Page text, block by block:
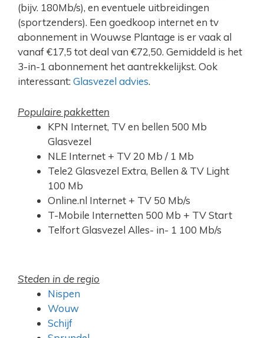
(bijv. 180Mb/s), en eventuele uitbreidingen
(sportzenders). Een goedkoop internet en tv
abonnement in Wouwse Plantage is er vaak al
vanaf €17,5 tot deal van €72,50. Gemiddeld is het
3-in-1 abonnement het aantrekkelijkst. Ook
interessant: Glasvezel advies.
Populaire pakketten
KPN Internet, TV en bellen 500 Mb
Glasvezel
NLE Internet + TV 20 Mb / 1 Mb
Tele2 Glasvezel Extra, Bellen & TV Light
100 Mb
Online.nl Internet + TV 50 Mb/s
T-Mobile Internetten 500 Mb + TV Start
Telfort Glasvezel Alles- in- 1 100 Mb/s
Steden in de regio
Nispen
Wouw
Schijf